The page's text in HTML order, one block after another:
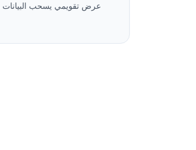
عرض تقويمي يسحب البيانات